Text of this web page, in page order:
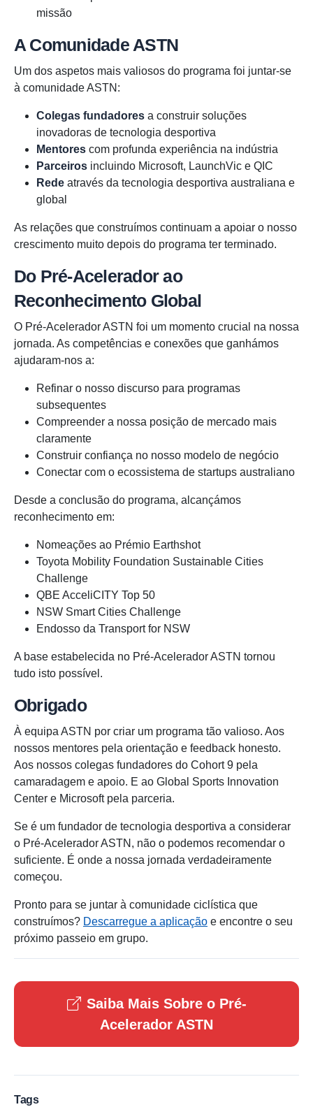
missão
A Comunidade ASTN
Um dos aspetos mais valiosos do programa foi juntar-se
à comunidade ASTN:
Colegas fundadores a construir soluções
inovadoras de tecnologia desportiva
Mentores com profunda experiência na indústria
Parceiros incluindo Microsoft, LaunchVic e QIC
Rede através da tecnologia desportiva australiana e
global
As relações que construímos continuam a apoiar o nosso
crescimento muito depois do programa ter terminado.
Do Pré-Acelerador ao
Reconhecimento Global
O Pré-Acelerador ASTN foi um momento crucial na nossa
jornada. As competências e conexões que ganhámos
ajudaram-nos a:
Refinar o nosso discurso para programas
subsequentes
Compreender a nossa posição de mercado mais
claramente
Construir confiança no nosso modelo de negócio
Conectar com o ecossistema de startups australiano
Desde a conclusão do programa, alcançámos
reconhecimento em:
Nomeações ao Prémio Earthshot
Toyota Mobility Foundation Sustainable Cities
Challenge
QBE AcceliCITY Top 50
NSW Smart Cities Challenge
Endosso da Transport for NSW
A base estabelecida no Pré-Acelerador ASTN tornou
tudo isto possível.
Obrigado
À equipa ASTN por criar um programa tão valioso. Aos
nossos mentores pela orientação e feedback honesto.
Aos nossos colegas fundadores do Cohort 9 pela
camaradagem e apoio. E ao Global Sports Innovation
Center e Microsoft pela parceria.
Se é um fundador de tecnologia desportiva a considerar
o Pré-Acelerador ASTN, não o podemos recomendar o
suficiente. É onde a nossa jornada verdadeiramente
começou.
Pronto para se juntar à comunidade ciclística que
construímos? Descarregue a aplicação e encontre o seu
próximo passeio em grupo.
Saiba Mais Sobre o Pré-
Acelerador ASTN
Tags